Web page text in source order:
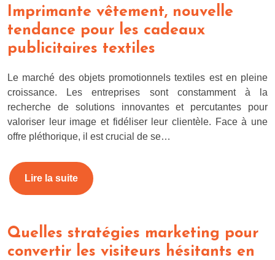
Imprimante vêtement, nouvelle
tendance pour les cadeaux
publicitaires textiles
Le marché des objets promotionnels textiles est en pleine
croissance. Les entreprises sont constamment à la
recherche de solutions innovantes et percutantes pour
valoriser leur image et fidéliser leur clientèle. Face à une
offre pléthorique, il est crucial de se…
Lire la suite
Quelles stratégies marketing pour
convertir les visiteurs hésitants en